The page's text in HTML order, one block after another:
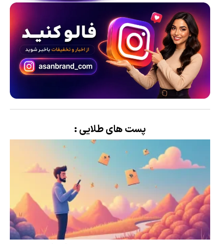
پست های طلایی :